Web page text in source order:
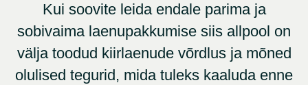
Kui soovite leida endale parima ja
sobivaima laenupakkumise siis allpool on
välja toodud kiirlaenude võrdlus ja mõned
olulised tegurid, mida tuleks kaaluda enne